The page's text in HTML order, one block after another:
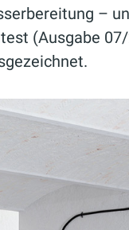
–
(Ausgabe